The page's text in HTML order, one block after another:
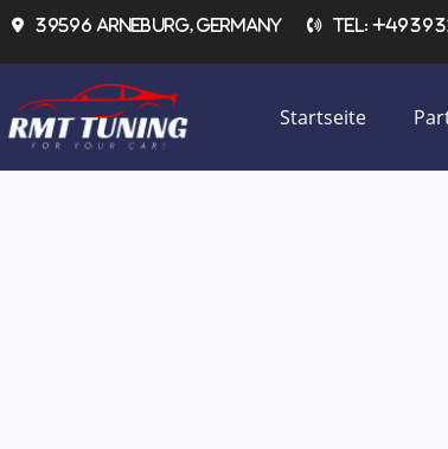
Zum39596 Arneburg, Germany Tel:
Startseite